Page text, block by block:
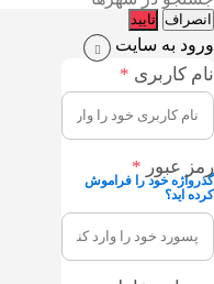
انصراف تایید
ورود به سایت
نام کاربری *
رمز عبور *
گذرواژه خود را فراموش
کرده اید؟